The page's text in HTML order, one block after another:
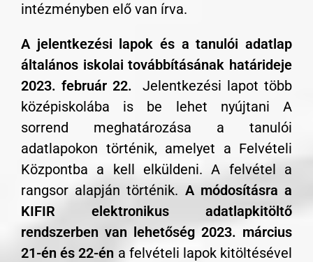
intézményben elő van írva.
A jelentkezési lapok és a tanulói adatlap
általános iskolai továbbításának határideje
2023. február 22.Jelentkezési lapot több
középiskolába is be lehet nyújtani A
sorrend meghatározása a tanulói
adatlapokon történik, amelyet a Felvételi
Központba a kell elküldeni. A felvétel a
rangsor alapján történik. A módosításra a
KIFIR elektronikus adatlapkitöltő
rendszerben van lehetőség 2023. március
21-én és 22-én a felvételi lapok kitöltésével